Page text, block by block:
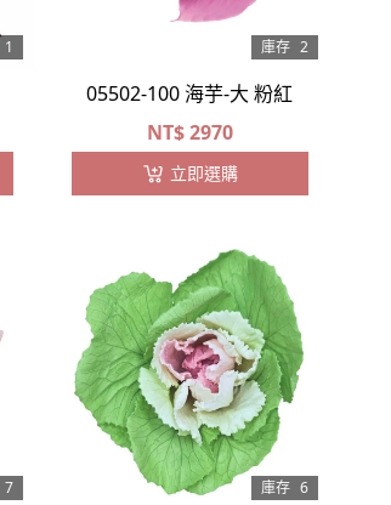
1 庫存 2
05502-100 海芋-大 粉紅
NT$2970
立即選購
7 庫存 6